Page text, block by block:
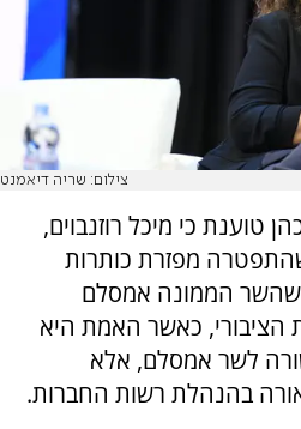
צילום: שריה דיאמנט
טוענת כי מיכל רוזנבוים,
מפזרת כותרות
שהשר הממונה אמסלם
הציבורי, כאשר האמת היא
לשר אמסלם, אלא
בהנהלת רשות החברות.